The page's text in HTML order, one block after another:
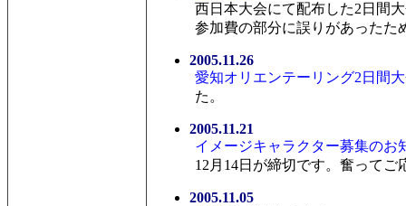
西日本大会にて配布した2日間
参加費の部分に誤りがあったた
2005.11.26
愛知オリエンテーリング2日間
た。
2005.11.21
イメージキャラクター募集のお
12月14日が締切です。奮ってご
2005.11.05